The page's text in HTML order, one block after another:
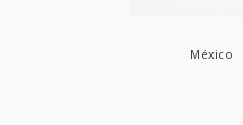
México